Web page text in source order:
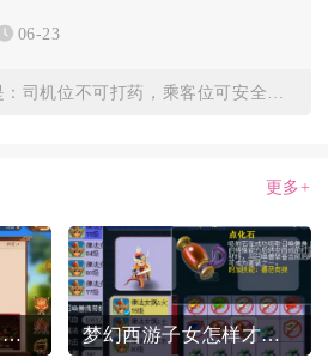
06-23
更多+
命星怎么能在少年三国志2中卖出 梦幻西游子女怎样才能够成人